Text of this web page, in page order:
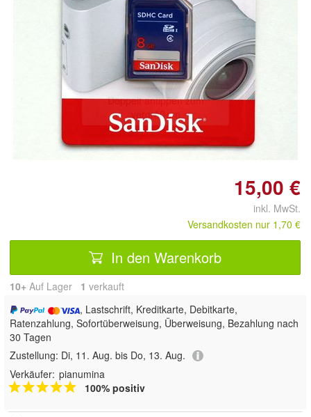
Doppelt antippen zum
vergrößern
15,00 €
inkl. MwSt.
Versandkosten nur 1,70 €
In den Warenkorb
10+ Auf Lager 1 verkauft
, Lastschrift, Kreditkarte, Debitkarte,
Ratenzahlung, Sofortüberweisung, Überweisung, Bezahlung nach
30 Tagen
Zustellung: Di, 11. Aug. bis Do, 13. Aug.
Verkäufer: pianumina
100% positiv